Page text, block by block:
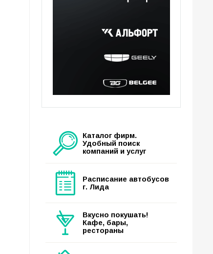
Каталог фирм.
Удобный поиск
компаний и услуг
Расписание автобусов
г. Лида
Вкусно покушать!
Кафе, бары,
рестораны